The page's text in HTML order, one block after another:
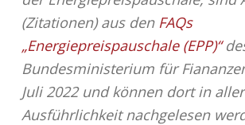
(Zitationen) aus den FAQs
„Energiepreispauschale (EPP)“
Bundesministerium für
Juli 2022 und können dort in aller
Ausführlichkeit nachgelesen